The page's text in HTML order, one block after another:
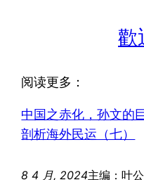
歡
阅读更多：
中国之赤化，孙文的
剖析海外民运（七）
8 4 月, 2024主编：叶